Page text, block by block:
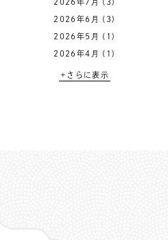
2026年7月 (3)
2026年6月 (3)
2026年5月 (1)
2026年4月 (1)
+さらに表示